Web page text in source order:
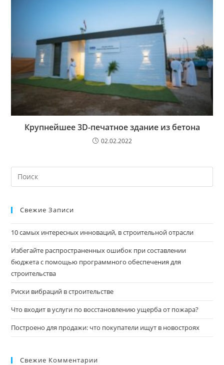
Крупнейшее 3D-печатное здание из бетона
02.02.2022
Искать:
Свежие Записи
10 самых интересных инноваций, в строительной отрасли
Избегайте распространенных ошибок при составлении
бюджета с помощью программного обеспечения для
строительства
Риски вибраций в строительстве
Что входит в услуги по восстановлению ущерба от пожара?
Построено для продажи: что покупатели ищут в новостроях
Свежие Комментарии